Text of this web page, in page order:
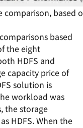
comparison, based
based
the eight
HDFS and
capacity price of
solution is
workload was
the storage
HDFS. When the